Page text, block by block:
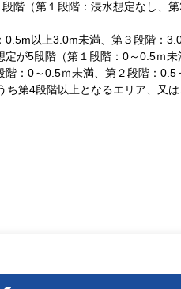
階（第１段階：浸水想定なし、
以上3.0m未満、第３段階：
が5段階（第１段階：0～0.5ｍ
：0～0.5ｍ未満、第２段階：0.5
第4段階以上となるエリア、又